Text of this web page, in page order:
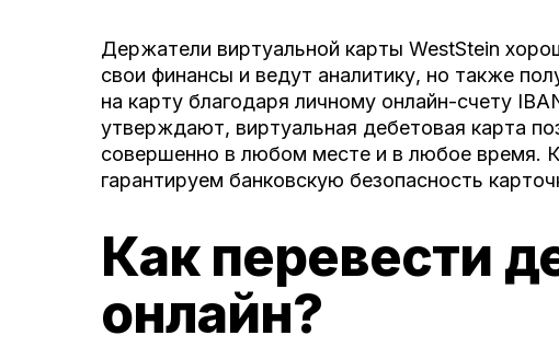
Держатели виртуальной карты WestStein
свои финансы и ведут аналитику, но также
на карту благодаря личному онлайн-счету
утверждают, виртуальная дебетовая карта
совершенно в любом месте и в любое время.
гарантируем банковскую безопасность
Как перевести
онлайн?